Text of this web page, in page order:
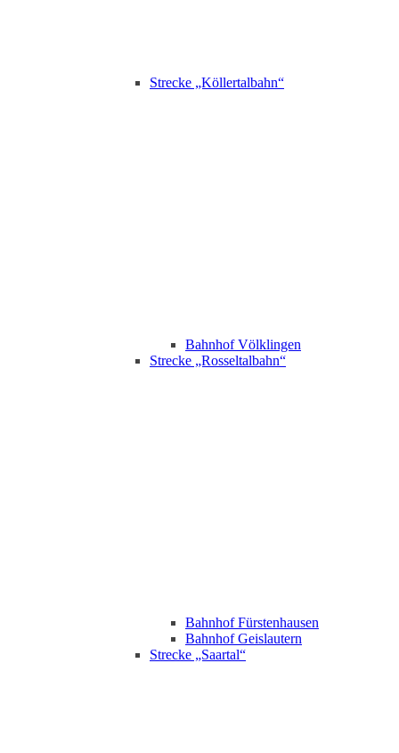
Strecke „Köllertalbahn“
Bahnhof Völklingen
Strecke „Rosseltalbahn“
Bahnhof Fürstenhausen
Bahnhof Geislautern
Strecke „Saartal“